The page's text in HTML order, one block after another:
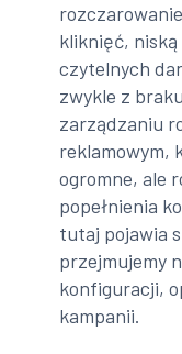
kliknięć,
czytelnych
zwykle z
zarządzaniu
reklamowym,
ogromne, ale
popełnienia
tutaj pojawia
przejmujemy
konfiguracji,
kampanii.